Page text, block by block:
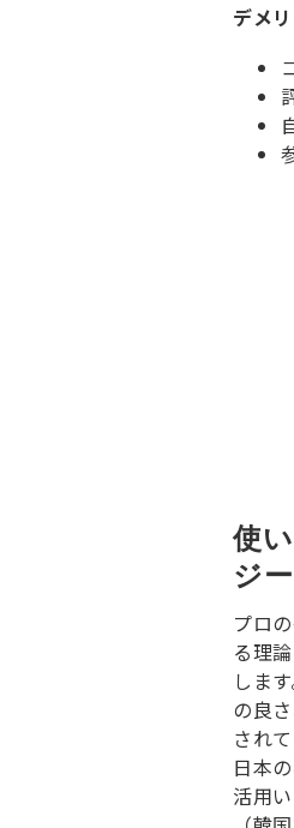
デメ
使
ジ
プロ
る理
しま
の良
され
日本
活用